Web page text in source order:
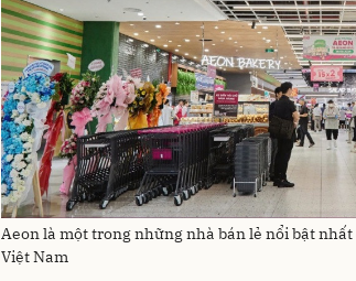
Aeon là một trong những nhà bán lẻ nổi bật
Việt Nam